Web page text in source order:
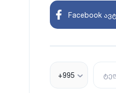
Facebook
+995